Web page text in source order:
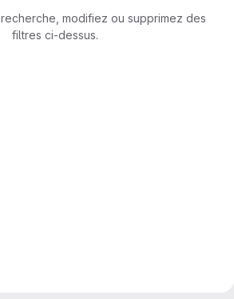
modifiez ou supprimez des
filtres ci-dessus.